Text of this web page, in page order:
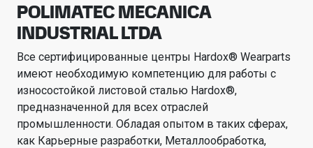
POLIMATEC MECANICA
INDUSTRIAL LTDA
Все сертифицированные центры Hardox® Wearparts
имеют необходимую компетенцию для работы с
износостойкой листовой сталью Hardox®,
предназначенной для всех отраслей
промышленности. Обладая опытом в таких сферах,
как Карьерные разработки, Металлообработка,